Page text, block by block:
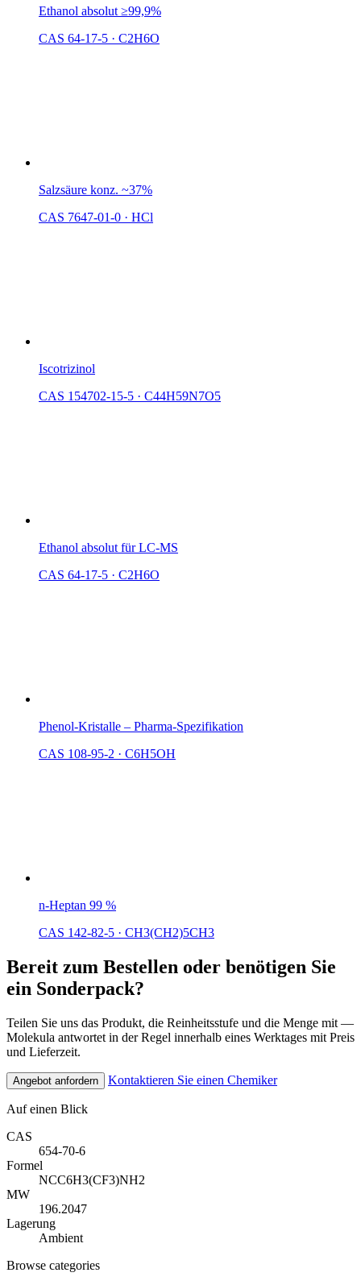
Ethanol absolut ≥99,9%
CAS 64-17-5 · C2H6O
Salzsäure konz. ~37%
CAS 7647-01-0 · HCl
Iscotrizinol
CAS 154702-15-5 · C44H59N7O5
Ethanol absolut für LC-MS
CAS 64-17-5 · C2H6O
Phenol-Kristalle – Pharma-Spezifikation
CAS 108-95-2 · C6H5OH
n-Heptan 99 %
CAS 142-82-5 · CH3(CH2)5CH3
Bereit zum Bestellen oder benötigen Sie
ein Sonderpack?
Teilen Sie uns das Produkt, die Reinheitsstufe und die Menge mit —
Molekula antwortet in der Regel innerhalb eines Werktages mit Preis
und Lieferzeit.
Angebot anfordern Kontaktieren Sie einen Chemiker
Auf einen Blick
CAS
654-70-6
Formel
NCC6H3(CF3)NH2
MW
196.2047
Lagerung
Ambient
Browse categories